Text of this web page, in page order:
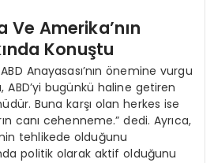
Ve Amerika’nın
Konuştu
Anayasası’nın önemine vurgu
ABD’yi bugünkü haline getiren
Buna karşı olan herkes ise
canı cehenneme.” dedi. Ayrıca,
tehlikede olduğunu
politik olarak aktif olduğunu